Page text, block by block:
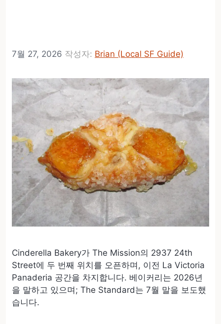
7월 27, 2026 작성자: Brian (Local SF Guide)
Cinderella Bakery가 The Mission의 2937 24th
Street에 두 번째 위치를 오픈하며, 이전 La Victoria
Panaderia 공간을 차지합니다. 베이커리는 2026년
을 말하고 있으며; The Standard는 7월 말을 보도했
습니다.